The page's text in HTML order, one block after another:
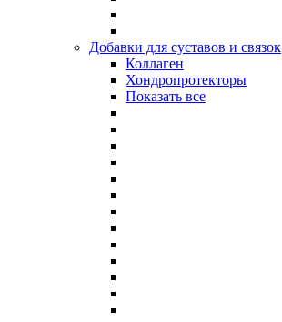
Добавки для суставов и связок
Коллаген
Хондропротекторы
Показать все